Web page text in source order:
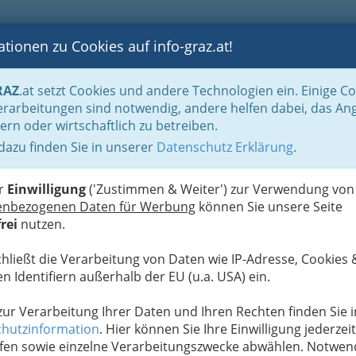
BLOGS FOTOS GASTRONOMIE BRANCHEN
zu Cookies auf info-graz.at!
.at setzt Cookies und andere Technologien ein. Einige
sind notwendig, andere helfen dabei, das
oder wirtschaftlich zu betreiben.
finden Sie in unserer Datenschutz Erklärung.
Einwilligung('Zustimmen & Weiter') zur Verwendung von
Daten für Werbung können Sie unsere Seite
nutzen.
die Verarbeitung von Daten wie IP-Adresse, Cookies
Identifiern außerhalb der EU (u.a. USA) ein.
Verarbeitung Ihrer Daten und Ihren Rechten finden Sie
. Hier können Sie Ihre Einwilligung jederzeit
sowie einzelne Verarbeitungszwecke abwählen.
Fachärztinnen Kardiologie
und Korruption?
und Wahlärzte
zum Thema Kassenärzte vs. Wahlärzte in der
dieser Entwicklung Mitverursacher ist…
für seine Leistung, aber wenn
Gebietskrankenkasse ist…..